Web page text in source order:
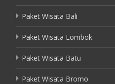
Paket Wisata Bali
Paket Wisata Lombok
Paket Wisata Batu
Paket Wisata Bromo